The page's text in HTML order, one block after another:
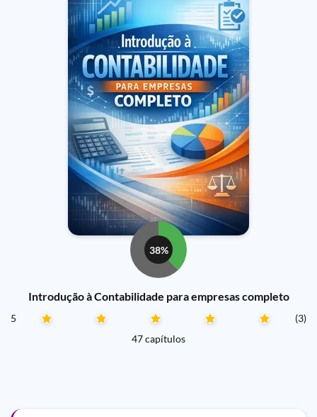
38%
Introdução à Contabilidade para empresas completo
5
(3)
47 capítulos